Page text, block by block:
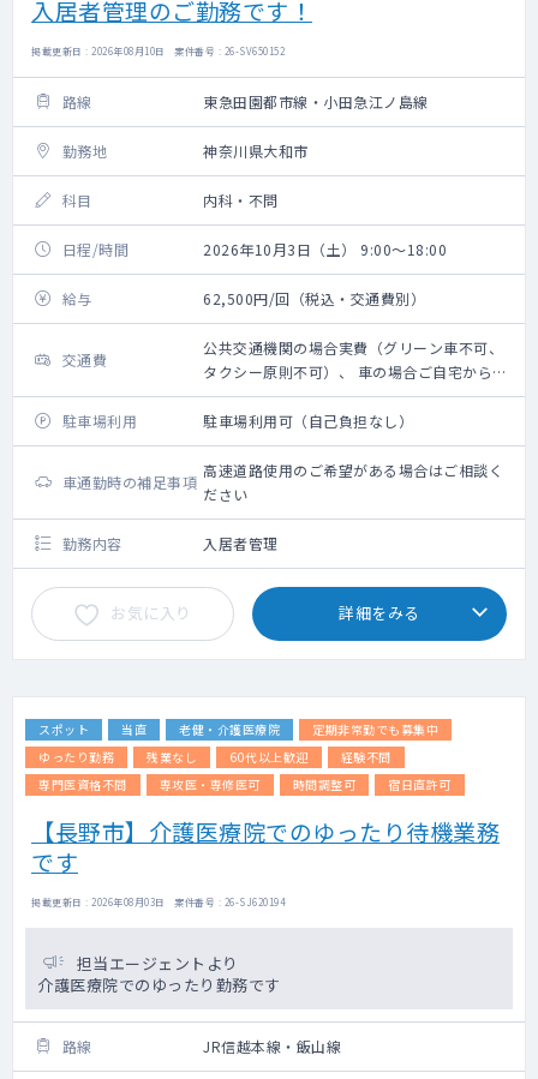
入居者管理のご勤務です！
掲載更新日 : 2026年08月10日 案件番号 : 26-SV650152
路線 東急田園都市線・小田急江ノ島線
勤務地 神奈川県大和市
科目 内科・不問
日程/時間 2026年10月3日（土） 9:00～18:00
給与 62,500円/回（税込・交通費別）
交通費
公共交通機関の場合実費（グリーン車不可、
タクシー原則不可）、 車の場合ご自宅からの
距離に応じ 規定に則り支給
駐車場利用
駐車場利用可（自己負担なし）
車通勤時の補足事項
高速道路使用のご希望がある場合はご相談く
ださい
勤務内容 入居者管理
お気に入り 詳細をみる
スポット 当直 老健・介護医療院
定期非常勤でも募集中
ゆったり勤務
残業なし 60代以上歓迎
経験不問
専門医資格不問
専攻医・専修医可 時間調整可 宿日直許可
【長野市】介護医療院でのゆったり待機業務
です
掲載更新日 : 2026年08月03日 案件番号 : 26-SJ620194
担当エージェントより
介護医療院でのゆったり勤務です
路線 JR信越本線・飯山線